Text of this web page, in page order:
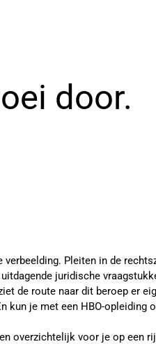
door.
Pleiten in de
juridische
de route naar dit beroep er
kun je met een HBO-opleiding
overzichtelijk voor je op een